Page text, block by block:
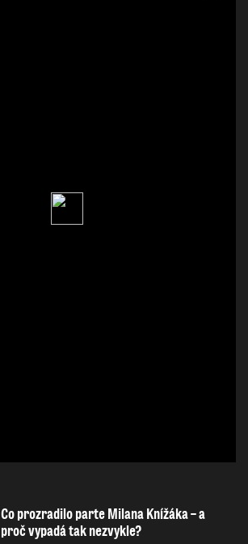
Co prozradilo parte Milana Knížáka – a
proč vypadá tak nezvykle?